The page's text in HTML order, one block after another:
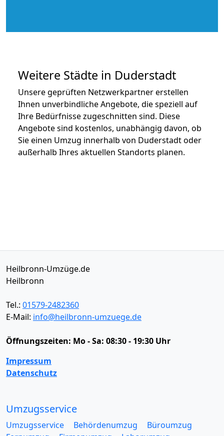
Weitere Städte in Duderstadt
Unsere geprüften Netzwerkpartner erstellen
Ihnen unverbindliche Angebote, die speziell auf
Ihre Bedürfnisse zugeschnitten sind. Diese
Angebote sind kostenlos, unabhängig davon, ob
Sie einen Umzug innerhalb von Duderstadt oder
außerhalb Ihres aktuellen Standorts planen.
Heilbronn-Umzüge.de
Heilbronn
Tel.: 01579-2482360
E-Mail: info@heilbronn-umzuege.de
Öffnungszeiten: Mo - Sa: 08:30 - 19:30 Uhr
Impressum
Datenschutz
Umzugsservice
Umzugsservice Behördenumzug
Büroumzug